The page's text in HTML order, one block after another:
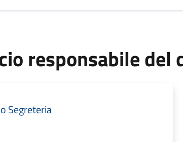
responsabile del
Segreteria